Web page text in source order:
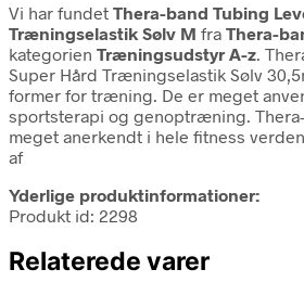
Vi har fundet Thera-band Tubing
Træningselastik Sølv M fra Thera-
kategorien Træningsudstyr A-z.
Super Hård Træningselastik Sølv
former for træning. De er meget
sportsterapi og genoptræning.
meget anerkendt i hele fitness
af
Yderlige produktinformationer:
Produkt id: 2298
Relaterede varer